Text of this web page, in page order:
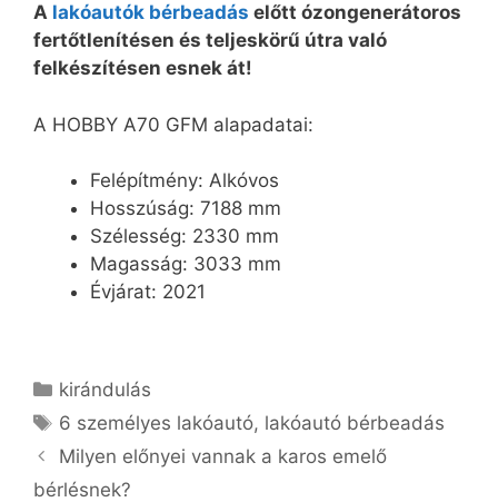
A lakóautók bérbeadás előtt ózongenerátoros
fertőtlenítésen és teljeskörű útra való
felkészítésen esnek át!
A HOBBY A70 GFM alapadatai:
Felépítmény: Alkóvos
Hosszúság: 7188 mm
Szélesség: 2330 mm
Magasság: 3033 mm
Évjárat: 2021
Kategória
kirándulás
Címkék
6 személyes lakóautó, lakóautó bérbeadás
Milyen előnyei vannak a karos emelő
bérlésnek?